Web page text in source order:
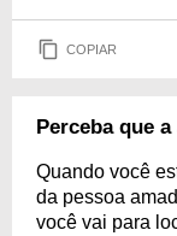
COPIAR
Perceba que
Quando você
da pessoa
você vai para